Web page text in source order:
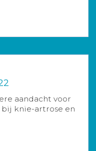
aandacht voor
knie-artrose en